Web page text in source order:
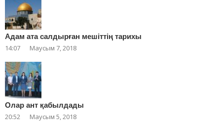
Адам ата салдырған мешіттің тарихы
14:07 Маусым 7, 2018
Олар ант қабылдады
20:52 Маусым 5, 2018